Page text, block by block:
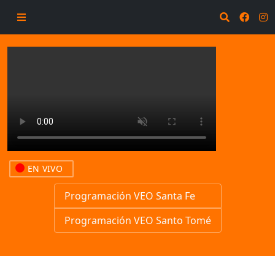
EN VIVO
Programación VEO Santa Fe
Programación VEO Santo Tomé